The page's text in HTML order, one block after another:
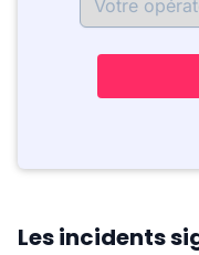
Les incidents